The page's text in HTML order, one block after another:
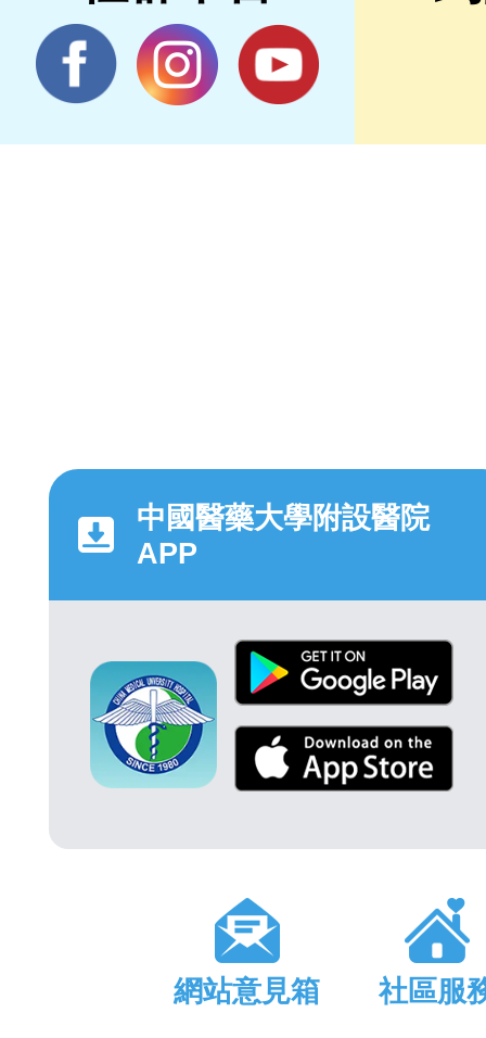
中國醫藥大學附設醫院
APP
網站意見箱 社區服